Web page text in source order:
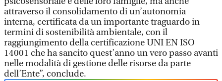
attraverso il consolidamento di un’autonomia
interna, certificata da un importante traguardo in
termini di sostenibilità ambientale, con il
raggiungimento della certificazione UNI EN ISO
14001 che ha sancito quest’anno un vero passo avanti
nelle modalità di gestione delle risorse da parte
dell’Ente”, conclude.